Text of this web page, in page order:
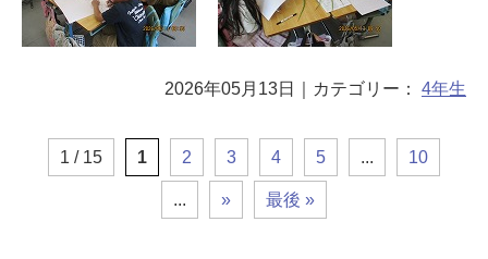
2026年05月13日 ｜カテゴリー： 4年生
1 / 15 1 2 3 4 5 ... 10
... » 最後 »